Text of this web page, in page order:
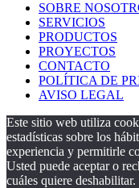
SOBRE
SERVICIOS
PRODUCTOS
PROYECTOS
CONTACTO
POLÍTICA DE
AVISO LEGAL
Este sitio web utiliza
estadísticas sobre los
experiencia y permitirle
Usted puede aceptar o
cuáles quiere